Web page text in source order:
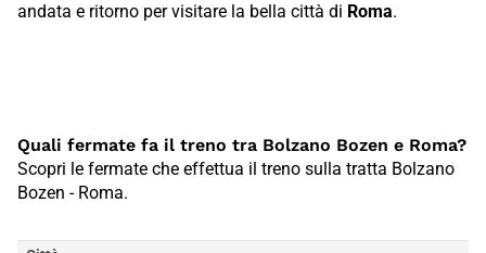
andata e ritorno per visitare la bella città di Roma.
Quali fermate fa il treno tra Bolzano Bozen e Roma?
Scopri le fermate che effettua il treno sulla tratta Bolzano
Bozen - Roma.